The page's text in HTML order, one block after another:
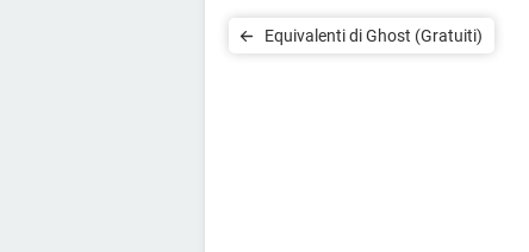
Equivalenti di Ghost (Gratuiti)